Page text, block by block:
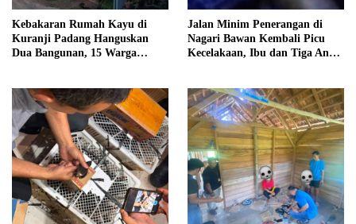
Kebakaran Rumah Kayu di
Kuranji Padang Hanguskan
Dua Bangunan, 15 Warga
Jalan Minim Penerangan di
Nagari Bawan Kembali Picu
Kecelakaan, Ibu dan Tiga Anak